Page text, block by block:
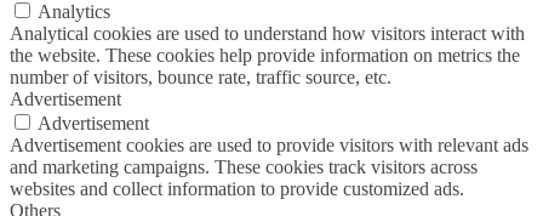
Analytics
Analytical cookies are used to understand how visitors interact with
the website. These cookies help provide information on metrics the
number of visitors, bounce rate, traffic source, etc.
Advertisement
Advertisement
Advertisement cookies are used to provide visitors with relevant ads
and marketing campaigns. These cookies track visitors across
websites and collect information to provide customized ads.
Others